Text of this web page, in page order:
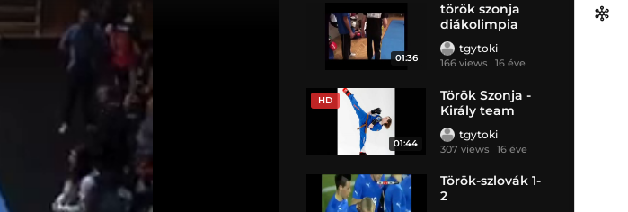
01:36
török szonja
diákolimpia
2010
tgytoki
166 views 16 éve
HD
01:44
Török Szonja -
Király team
tgytoki
307 views 16 éve
Török-szlovák 1-
2